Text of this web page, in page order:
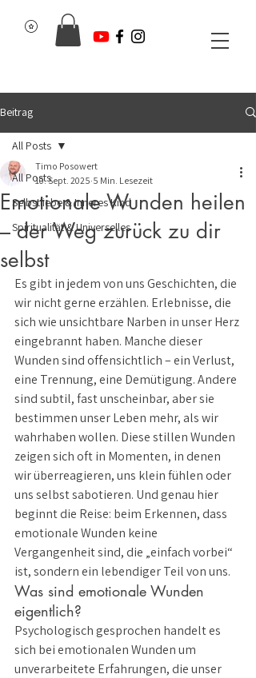
Beitrag
All Posts
Selbstliebe & Inneres Kind
Spiritualität & Universelles
All Posts
Emotionale Wunden heilen
– der Weg zurück zu dir
selbst
Timo Posowert
10. Sept. 2025 5 Min. Lesezeit
Es gibt in jedem von uns Geschichten, die
wir nicht gerne erzählen. Erlebnisse, die
sich wie unsichtbare Narben in unser Herz
eingebrannt haben. Manche dieser
Wunden sind offensichtlich – ein Verlust,
eine Trennung, eine Demütigung. Andere
sind subtil, fast unscheinbar, aber sie
bestimmen unser Leben mehr, als wir
wahrhaben wollen. Diese stillen Wunden
zeigen sich oft in Momenten, in denen
wir überreagieren, uns klein fühlen oder
uns selbst sabotieren. Und genau hier
beginnt die Reise: beim Erkennen, dass
emotionale Wunden keine
Vergangenheit sind, die „einfach vorbei“
ist, sondern ein lebendiger Teil von uns.
Was sind emotionale Wunden
eigentlich?
Psychologisch gesprochen handelt es
sich bei emotionalen Wunden um
unverarbeitete Erfahrungen, die unser